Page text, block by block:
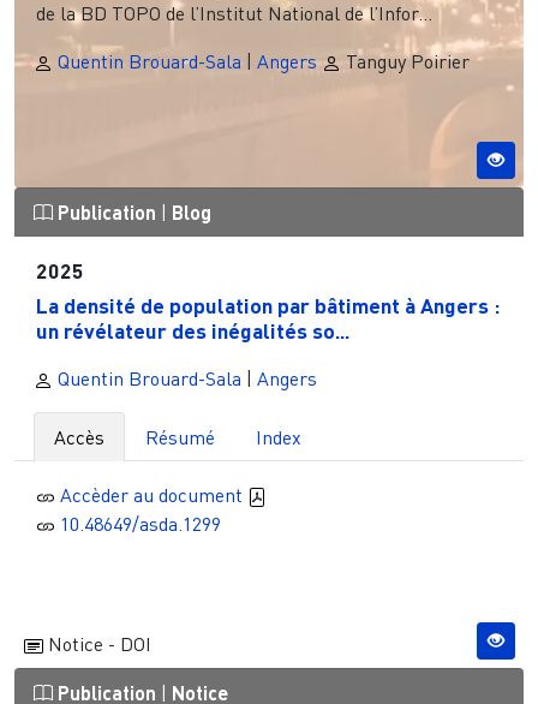
de la BD TOPO de l’Institut National de l’Infor...
Quentin Brouard-Sala
Angers Tanguy Poirier
Publication Blog
2025
La densité de population par bâtiment à Angers :
un révélateur des inégalités so...
Quentin Brouard-Sala Angers
Accès Résumé Index
Accèder au document
10.48649/asda.1299
Notice - DOI
Publication Notice